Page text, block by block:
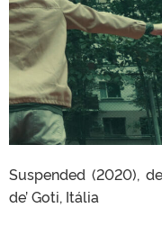
Suspended (2020),
de’ Goti, Itália